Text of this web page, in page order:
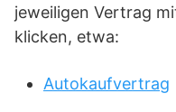
jeweiligen Vertrag
klicken, etwa:
Autokaufvertrag